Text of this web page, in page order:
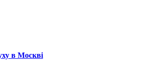
в Москві